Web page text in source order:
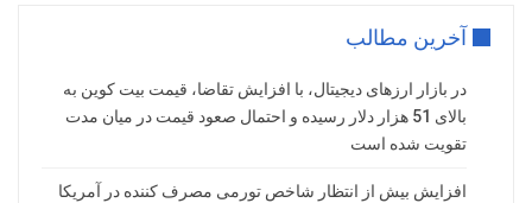
آخرین مطالب
در بازار ارزهای دیجیتال، با افزایش تقاضا، قیمت بیت کوین به
بالای 51 هزار دلار رسیده و احتمال صعود قیمت در میان مدت
تقویت شده است
افزایش بیش از انتظار شاخص تورمی مصرف کننده در آمریکا